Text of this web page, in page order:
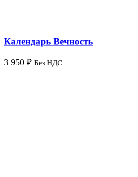
Календарь Вечность
3 950 ₽ Без НДС